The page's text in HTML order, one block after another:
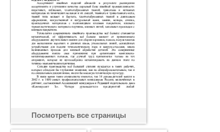
Посмотреть все страницы